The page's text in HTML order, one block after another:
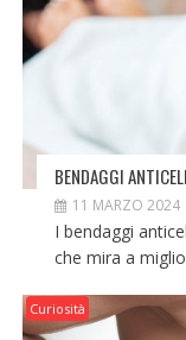
BENDAGGI
11 MARZO 2024
I bendaggi
che mira a
Curiosità